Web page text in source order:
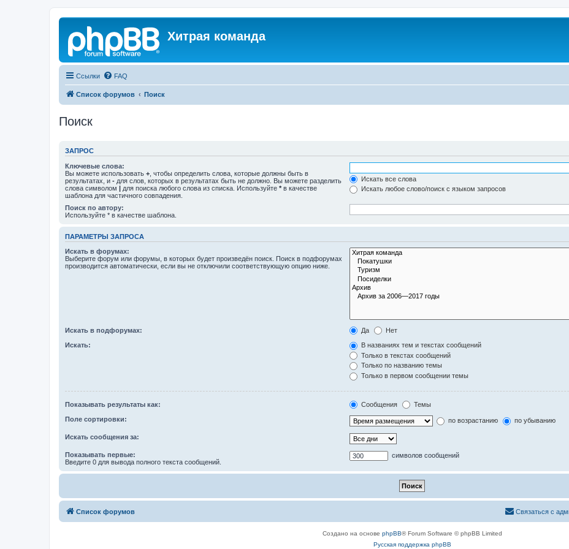
Хитрая команда
Ссылки FAQ
Список форумов Поиск
Поиск
ЗАПРОС
Ключевые слова:
Вы можете использовать + , чтобы определить слова, которые должны быть в
результатах, и - для слов, которых в результатах быть не должно. Вы можете разделить
слова символом | для поиска любого слова из списка. Используйте * в качестве
шаблона для частичного совпадения.
Искать все слова
Искать любое слово/поиск с языком запросов
Поиск по автору:
Используйте * в качестве шаблона.
ПАРАМЕТРЫ ЗАПРОСА
Искать в форумах:
Выберите форум или форумы, в которых будет произведён поиск. Поиск в подфорумах
производится автоматически, если вы не отключили соответствующую опцию ниже.
Искать в подфорумах: Да Нет
Искать:
В названиях тем и текстах сообщений
Только в текстах сообщений
Только по названию темы
Только в первом сообщении темы
Показывать результаты как: Сообщения Темы
Поле сортировки: по возрастанию по убыванию
Искать сообщения за:
Показывать первые:
Введите 0 для вывода полного текста сообщений.
символов сообщений
Список форумов Связаться с
Создано на основе phpBB® Forum Software © phpBB Limited
Русская поддержка phpBB